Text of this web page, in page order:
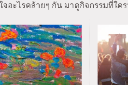
ะไรคล้ายๆ กัน มาดูกิจกรรมที่ใค